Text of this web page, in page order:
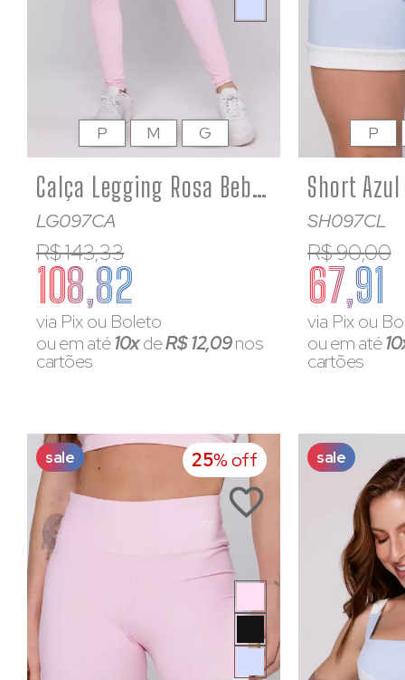
Calça Legging Rosa Bebê com cós Off White Fitness Poliamida
LG097CA
R$ 143,33
108,82
via Pix ou Boleto
ou em até10xdeR$ 12,09nos
cartões
P M G
SH097CL
R$ 90,00
67,91
via Pix ou
ou em até
cartões
P
sale 25% off sale